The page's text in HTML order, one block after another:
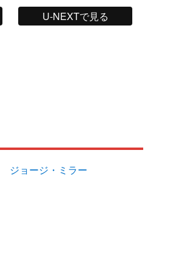
U-NEXTで見る
ジョージ・ミラー